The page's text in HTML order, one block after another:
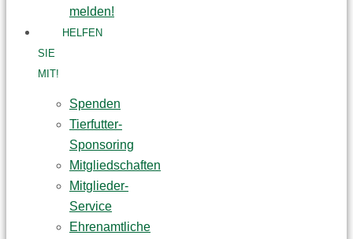
melden!
HELFEN
SIE
MIT!
Spenden
Tierfutter-
Sponsoring
Mitgliedschaften
Mitglieder-
Service
Ehrenamtliche